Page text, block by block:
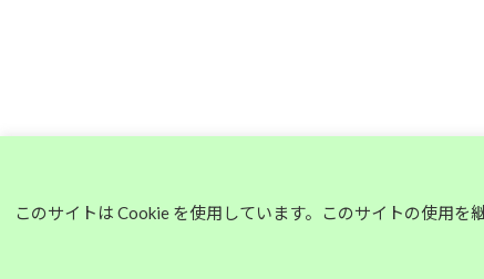
このサイトは Cookie を使用しています。このサイトの使用